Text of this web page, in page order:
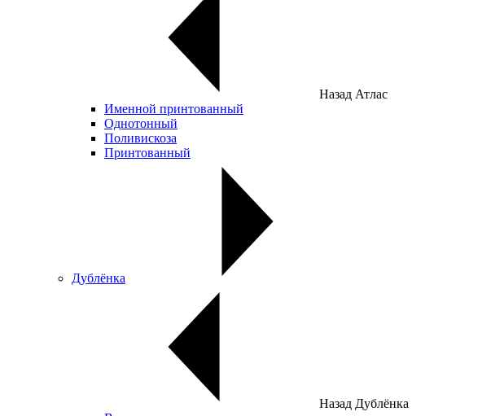
Назад Атлас
Именной принтованный
Однотонный
Поливискоза
Принтованный
Дублёнка
Назад Дублёнка